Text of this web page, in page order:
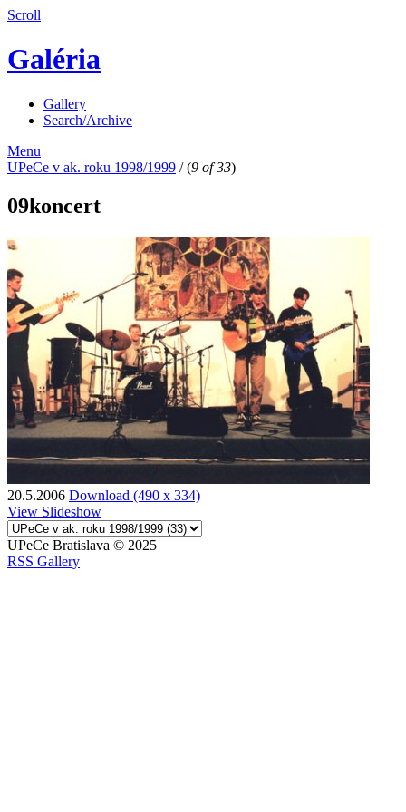
Scroll
Galéria
Gallery
Search/Archive
Menu
UPeCe v ak. roku 1998/1999 /(9 of 33)
09koncert
20.5.2006 Download (490 x 334)
View Slideshow
UPeCe Bratislava © 2025
RSS Gallery